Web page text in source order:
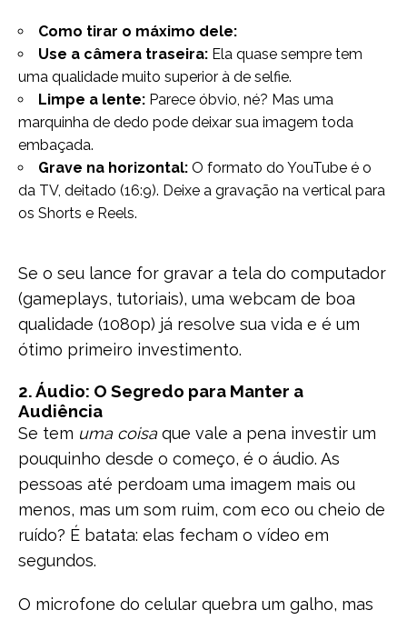
Como tirar o máximo dele:
Use a câmera traseira: Ela quase sempre tem
uma qualidade muito superior à de selfie.
Limpe a lente: Parece óbvio, né? Mas uma
marquinha de dedo pode deixar sua imagem toda
embaçada.
Grave na horizontal: O formato do YouTube é o
da TV, deitado (16:9). Deixe a gravação na vertical para
os Shorts e Reels.
Se o seu lance for gravar a tela do computador
(gameplays, tutoriais), uma webcam de boa
qualidade (1080p) já resolve sua vida e é um
ótimo primeiro investimento.
2. Áudio: O Segredo para Manter a
Audiência
Se tem uma coisa que vale a pena investir um
pouquinho desde o começo, é o áudio. As
pessoas até perdoam uma imagem mais ou
menos, mas um som ruim, com eco ou cheio de
ruído? É batata: elas fecham o vídeo em
segundos.
O microfone do celular quebra um galho, mas